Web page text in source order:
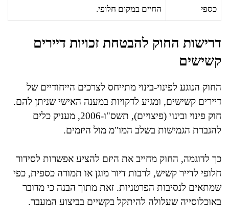
כספי
החיים במקום חלופי.
דרישות החוק להבטחת זכויות דיירים
קשישים
החוק הנוגע לפינוי-בינוי מתייחס לצרכים הייחודיים של
דיירים קשישים, ומגיע לדקויות במענה האישי שניתן להם.
חוק פינוי ובינוי (פיצויים), תשס"ו-2006, מעניק כלים
להגברת הגמישות בשלב המו"מ מול היזמים.
כך לדוגמה, החוק מחייב את היזם להציע אפשרות לסידור
חלופי לדייר קשיש, לרבות דיור מוגן או תמורה כספית, כפי
שמתאים לנסיבות הפרטניות. זאת מתוך הבנה כי מדובר
באוכלוסייה שעלולה להיתקל בקשיים בביצוע המעבר.